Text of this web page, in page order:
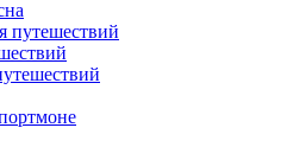
путешествий